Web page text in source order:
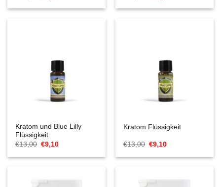
war: ist:
war:
ist:
Kratom und Blue Lilly
Flüssigkeit
€13,00 Ursprünglicher
Preis
war:
€9,10Aktueller
ist:
Kratom Flüssigkeit
€13,00 Ursprünglicher
Preis
war:
€9,10Aktueller
ist: